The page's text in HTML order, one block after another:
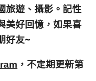
旅遊、攝影。 記性
美好回憶， 如果喜
好友~
，不定期更新第